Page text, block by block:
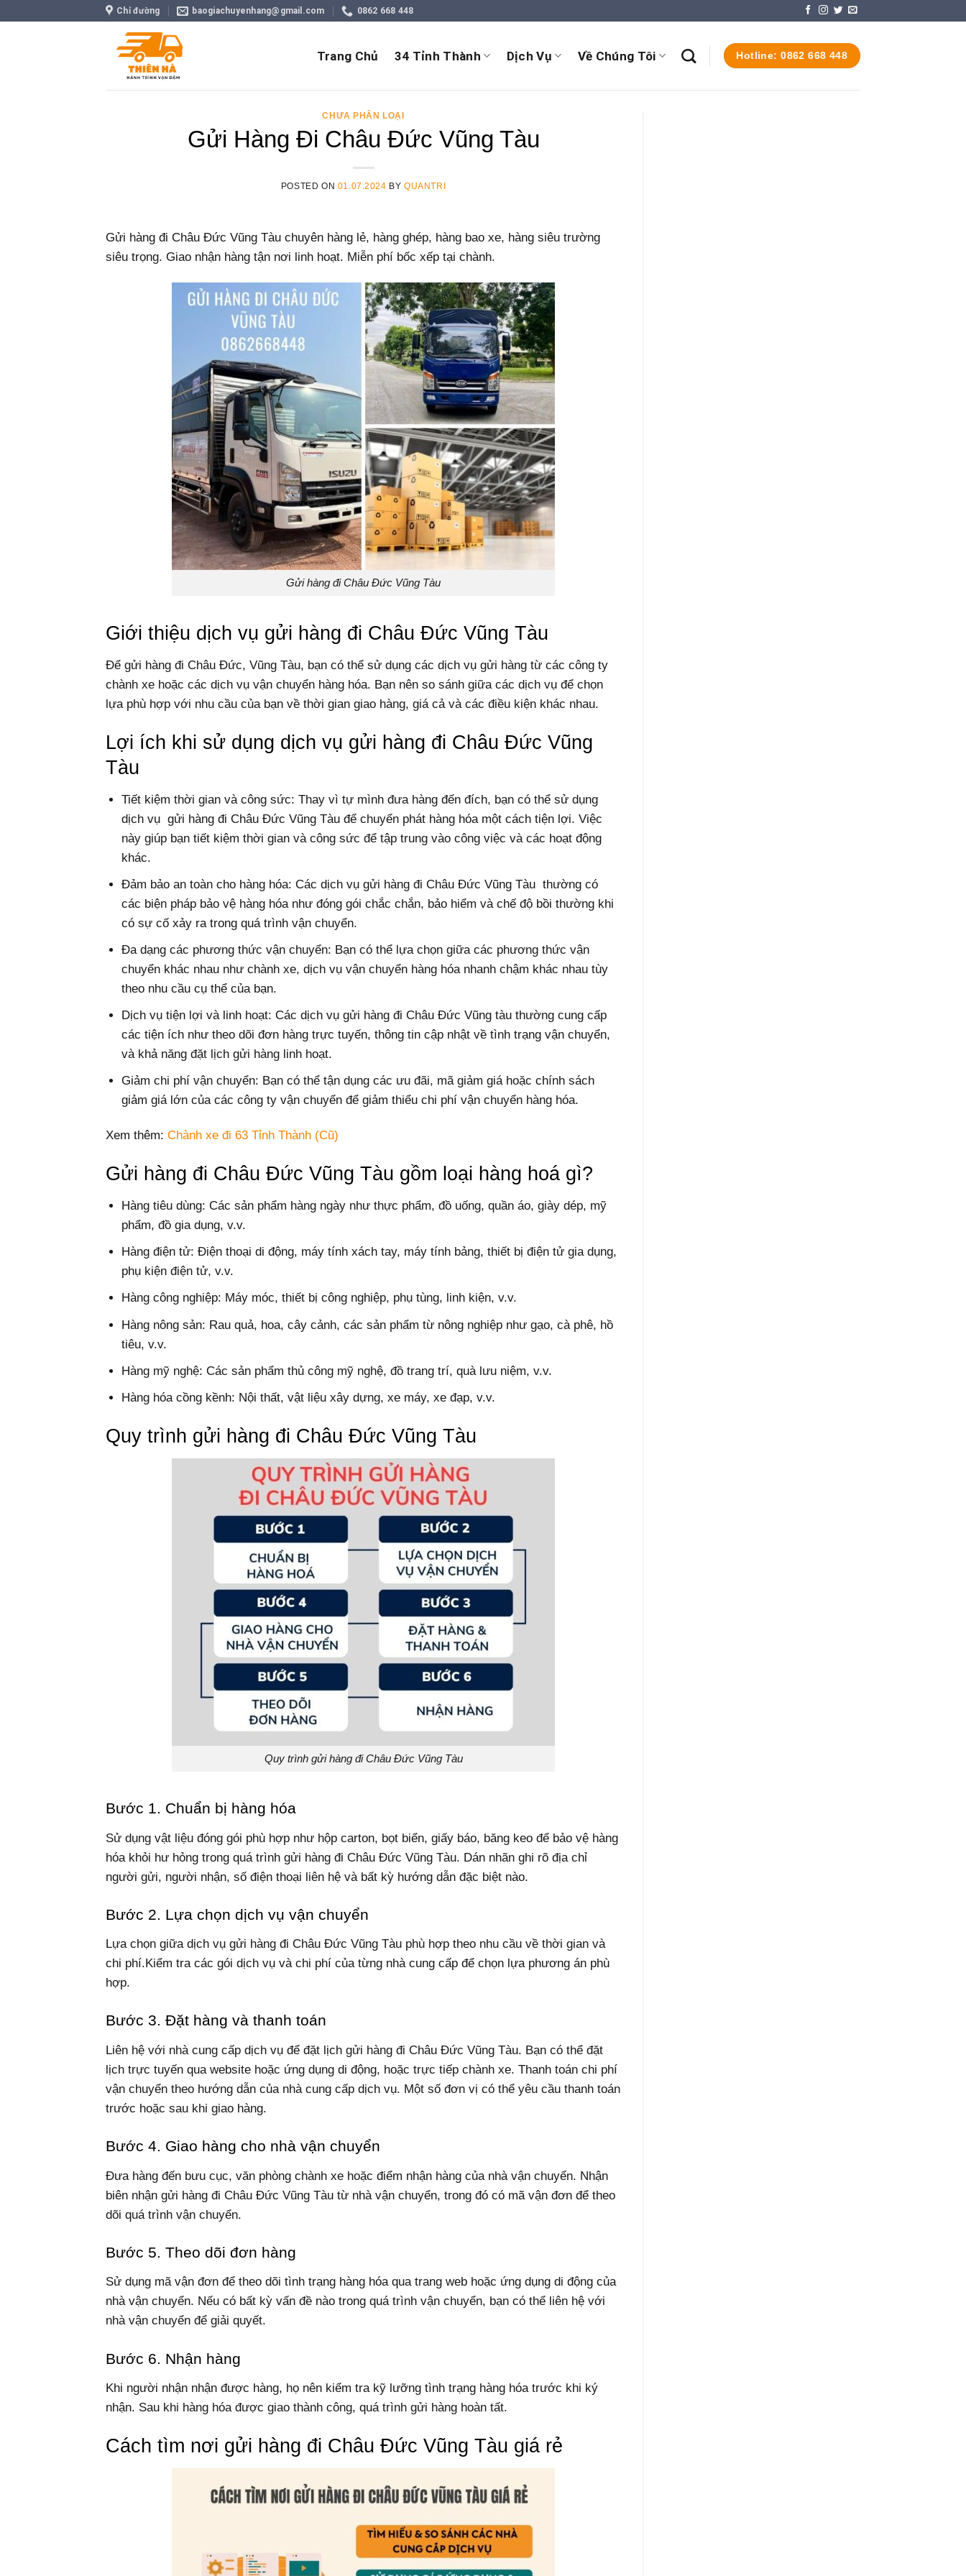
Chỉ đường baogiachuyenhang@gmail.com 0862 668 448
Trang Chủ 34 Tỉnh Thành Dịch Vụ Về Chúng Tôi Hotline: 0862 668 448
CHƯA PHÂN LOẠI
Gửi Hàng Đi Châu Đức Vũng Tàu
POSTED ON 01.07.2024 BYQUANTRI
Gửi hàng đi Châu Đức Vũng Tàu chuyên hàng lẻ, hàng ghép, hàng bao xe, hàng siêu trường
siêu trọng. Giao nhận hàng tận nơi linh hoạt. Miễn phí bốc xếp tại chành.
Gửi hàng đi Châu Đức Vũng Tàu
Giới thiệu dịch vụ gửi hàng đi Châu Đức Vũng Tàu
Để gửi hàng đi Châu Đức, Vũng Tàu, bạn có thể sử dụng các dịch vụ gửi hàng từ các công ty
chành xe hoặc các dịch vụ vận chuyển hàng hóa. Bạn nên so sánh giữa các dịch vụ để chọn
lựa phù hợp với nhu cầu của bạn về thời gian giao hàng, giá cả và các điều kiện khác nhau.
Lợi ích khi sử dụng dịch vụ gửi hàng đi Châu Đức Vũng
Tàu
Tiết kiệm thời gian và công sức: Thay vì tự mình đưa hàng đến đích, bạn có thể sử dụng
dịch vụ gửi hàng đi Châu Đức Vũng Tàu để chuyển phát hàng hóa một cách tiện lợi. Việc
này giúp bạn tiết kiệm thời gian và công sức để tập trung vào công việc và các hoạt động
khác.
Đảm bảo an toàn cho hàng hóa: Các dịch vụ gửi hàng đi Châu Đức Vũng Tàu thường có
các biện pháp bảo vệ hàng hóa như đóng gói chắc chắn, bảo hiểm và chế độ bồi thường khi
có sự cố xảy ra trong quá trình vận chuyển.
Đa dạng các phương thức vận chuyển: Bạn có thể lựa chọn giữa các phương thức vận
chuyển khác nhau như chành xe, dịch vụ vận chuyển hàng hóa nhanh chậm khác nhau tùy
theo nhu cầu cụ thể của bạn.
Dịch vụ tiện lợi và linh hoạt: Các dịch vụ gửi hàng đi Châu Đức Vũng tàu thường cung cấp
các tiện ích như theo dõi đơn hàng trực tuyến, thông tin cập nhật về tình trạng vận chuyển,
và khả năng đặt lịch gửi hàng linh hoạt.
Giảm chi phí vận chuyển: Bạn có thể tận dụng các ưu đãi, mã giảm giá hoặc chính sách
giảm giá lớn của các công ty vận chuyển để giảm thiểu chi phí vận chuyển hàng hóa.
Xem thêm: Chành xe đi 63 Tỉnh Thành (Cũ)
Gửi hàng đi Châu Đức Vũng Tàu gồm loại hàng hoá gì?
Hàng tiêu dùng: Các sản phẩm hàng ngày như thực phẩm, đồ uống, quần áo, giày dép, mỹ
phẩm, đồ gia dụng, v.v.
Hàng điện tử: Điện thoại di động, máy tính xách tay, máy tính bảng, thiết bị điện tử gia dụng,
phụ kiện điện tử, v.v.
Hàng công nghiệp: Máy móc, thiết bị công nghiệp, phụ tùng, linh kiện, v.v.
Hàng nông sản: Rau quả, hoa, cây cảnh, các sản phẩm từ nông nghiệp như gạo, cà phê, hồ
tiêu, v.v.
Hàng mỹ nghệ: Các sản phẩm thủ công mỹ nghệ, đồ trang trí, quà lưu niệm, v.v.
Hàng hóa cồng kềnh: Nội thất, vật liệu xây dựng, xe máy, xe đạp, v.v.
Quy trình gửi hàng đi Châu Đức Vũng Tàu
Quy trình gửi hàng đi Châu Đức Vũng Tàu
Bước 1. Chuẩn bị hàng hóa
Sử dụng vật liệu đóng gói phù hợp như hộp carton, bọt biển, giấy báo, băng keo để bảo vệ hàng
hóa khỏi hư hỏng trong quá trình gửi hàng đi Châu Đức Vũng Tàu. Dán nhãn ghi rõ địa chỉ
người gửi, người nhận, số điện thoại liên hệ và bất kỳ hướng dẫn đặc biệt nào.
Bước 2. Lựa chọn dịch vụ vận chuyển
Lựa chọn giữa dịch vụ gửi hàng đi Châu Đức Vũng Tàu phù hợp theo nhu cầu về thời gian và
chi phí.Kiểm tra các gói dịch vụ và chi phí của từng nhà cung cấp để chọn lựa phương án phù
hợp.
Bước 3. Đặt hàng và thanh toán
Liên hệ với nhà cung cấp dịch vụ để đặt lịch gửi hàng đi Châu Đức Vũng Tàu. Bạn có thể đặt
lịch trực tuyến qua website hoặc ứng dụng di động, hoặc trực tiếp chành xe. Thanh toán chi phí
vận chuyển theo hướng dẫn của nhà cung cấp dịch vụ. Một số đơn vị có thể yêu cầu thanh toán
trước hoặc sau khi giao hàng.
Bước 4. Giao hàng cho nhà vận chuyển
Đưa hàng đến bưu cục, văn phòng chành xe hoặc điểm nhận hàng của nhà vận chuyển. Nhận
biên nhận gửi hàng đi Châu Đức Vũng Tàu từ nhà vận chuyển, trong đó có mã vận đơn để theo
dõi quá trình vận chuyển.
Bước 5. Theo dõi đơn hàng
Sử dụng mã vận đơn để theo dõi tình trạng hàng hóa qua trang web hoặc ứng dụng di động của
nhà vận chuyển. Nếu có bất kỳ vấn đề nào trong quá trình vận chuyển, bạn có thể liên hệ với
nhà vận chuyển để giải quyết.
Bước 6. Nhận hàng
Khi người nhận nhận được hàng, họ nên kiểm tra kỹ lưỡng tình trạng hàng hóa trước khi ký
nhận. Sau khi hàng hóa được giao thành công, quá trình gửi hàng hoàn tất.
Cách tìm nơi gửi hàng đi Châu Đức Vũng Tàu giá rẻ